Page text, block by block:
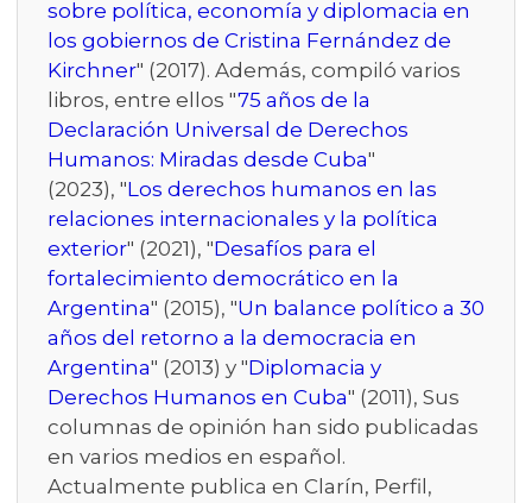
sobre política, economía y diplomacia en
los gobiernos de Cristina Fernández de
Kirchner" (2017). Además, compiló varios
libros, entre ellos "75 años de la
Declaración Universal de Derechos
Humanos: Miradas desde Cuba"
(2023), "Los derechos humanos en las
relaciones internacionales y la política
exterior" (2021), "Desafíos para el
fortalecimiento democrático en la
Argentina" (2015), "Un balance político a 30
años del retorno a la democracia en
Argentina" (2013) y "Diplomacia y
Derechos Humanos en Cuba" (2011), Sus
columnas de opinión han sido publicadas
en varios medios en español.
Actualmente publica en Clarín, Perfil,